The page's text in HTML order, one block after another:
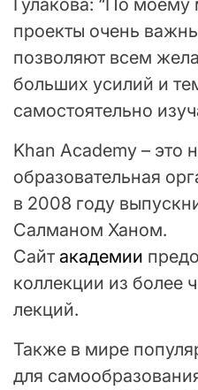
проекты очень
позволяют всем
больших усилий и
самостоятельно
Khan Academy – это
образовательная
в 2008 году
Салманом Ханом.
Сайт академии
коллекции из более
лекций.
Также в мире
для